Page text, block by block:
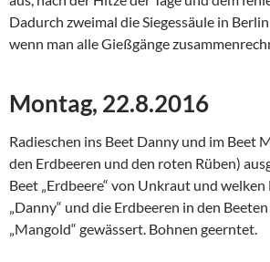
Dadurch zweimal die Siegessäule in
wenn man alle Gießgänge
Montag, 22.8.2016
Radieschen ins Beet Danny und im Beet
den Erdbeeren und den roten Rüben)
Beet „Erdbeere“ von Unkraut und
„Danny“ und die Erdbeeren in den
„Mangold“ gewässert. Bohnen geerntet.